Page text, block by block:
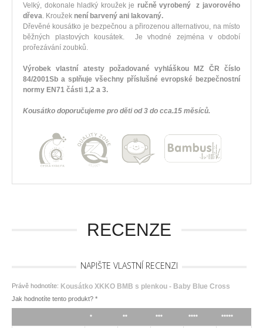
Velký, dokonale hladký kroužek je ručně vyrobený z javorového
dřeva. Kroužek není barvený ani lakovaný.
Dřevěné kousátko je bezpečnou a přirozenou alternativou, na místo
běžných plastových kousátek. Je vhodné zejména v období
prořezávání zoubků.
Výrobek vlastní atesty požadované vyhláškou MZ ČR číslo
84/2001Sb a splňuje všechny příslušné evropské bezpečnostní
normy EN71 části 1,2 a 3.
Kousátko doporučujeme pro děti od 3 do cca.15 měsíců.
RECENZE
NAPIŠTE VLASTNÍ RECENZI
Právě hodnotíte: Kousátko XKKO BMB s plenkou - Baby Blue Cross
Jak hodnotíte tento produkt? *
* ** *** **** *****